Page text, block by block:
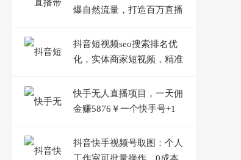
爆自然流量，打造百万直播
抖音短视频seo搜索排名优
化，实体商家短视频，精准
快手无人直播项目，一天佣
金赚5876￥一个快手号+1
抖音快手视频号取图：个人